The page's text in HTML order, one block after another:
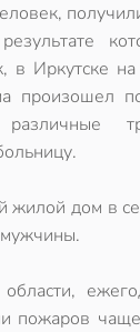
в Иркутске
произошел
различные
жилой дом в